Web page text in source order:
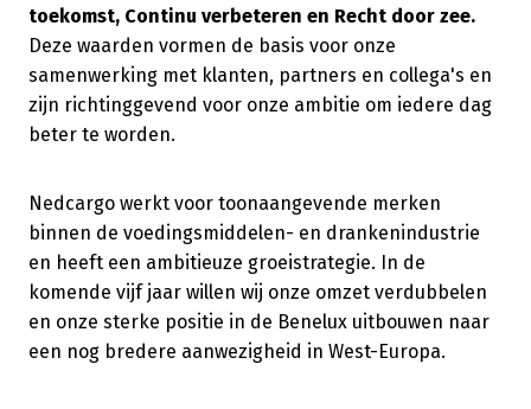
toekomst, Continu verbeteren en Recht door zee.
Deze waarden vormen de basis voor onze
samenwerking met klanten, partners en collega's en
zijn richtinggevend voor onze ambitie om iedere dag
beter te worden.
Nedcargo werkt voor toonaangevende merken
binnen de voedingsmiddelen- en drankenindustrie
en heeft een ambitieuze groeistrategie. In de
komende vijf jaar willen wij onze omzet verdubbelen
en onze sterke positie in de Benelux uitbouwen naar
een nog bredere aanwezigheid in West-Europa.